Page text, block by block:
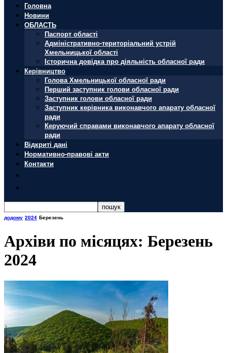
Головна
Новини
ОБЛАСТЬ
Паспорт області
Адміністративно-територіальний устрій
Хмельницької області
Історична довідка про діяльність обласної ради
Керівництво
Голова Хмельницької обласної ради
Перший заступник голови обласної ради
Заступник голови обласної ради
Заступник керівника виконавчого апарату обласної
ради
Керуючий справами виконавчого апарату обласної
ради
Відкриті дані
Нормативно-правові акти
Контакти
додому 2024 Березень
Архіви по місяцях: Березень
2024